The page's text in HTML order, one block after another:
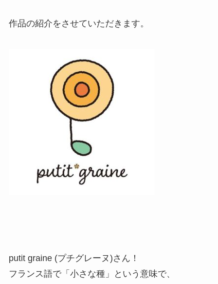
作品の紹介をさせていただきます。
putit graine (プチグレーヌ)さん！
フランス語で「小さな種」という意味で、